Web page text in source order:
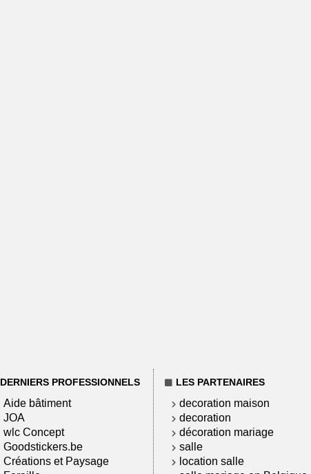
DERNIERS PROFESSIONNELS
Aide bâtiment
JOA
wlc Concept
Goodstickers.be
Créations et Paysage
LES PARTENAIRES
decoration maison
decoration
décoration mariage
salle
location salle